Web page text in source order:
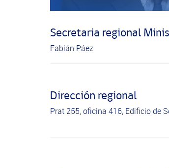
Secretaria regional
Fabián Páez
Dirección regional
Prat 255, oficina 416, Edificio de